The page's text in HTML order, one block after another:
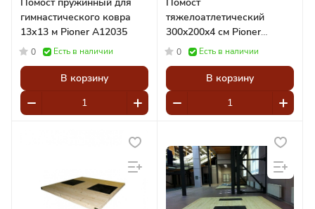
гимнастического ковра
13х13 м Pioner A12035
0 Есть в наличии
В корзину
тяжелоатлетический
300x200x4 см Pioner
A12272
0 Есть в наличии
В корзину